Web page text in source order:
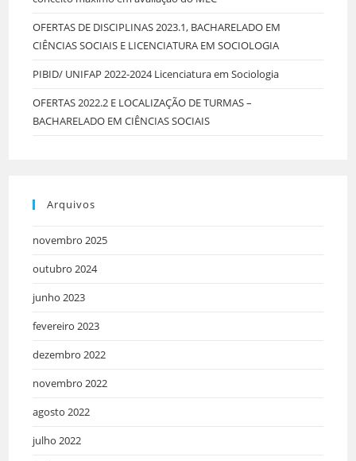
OFERTAS DE DISCIPLINAS 2023.1, BACHARELADO EM
CIÊNCIAS SOCIAIS E LICENCIATURA EM SOCIOLOGIA
PIBID/ UNIFAP 2022-2024 Licenciatura em Sociologia
OFERTAS 2022.2 E LOCALIZAÇÃO DE TURMAS –
BACHARELADO EM CIÊNCIAS SOCIAIS
Arquivos
novembro 2025
outubro 2024
junho 2023
fevereiro 2023
dezembro 2022
novembro 2022
agosto 2022
julho 2022